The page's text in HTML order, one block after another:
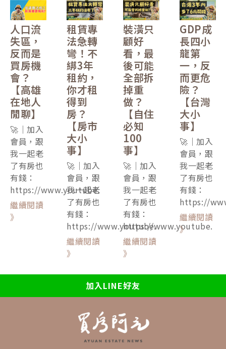
人口流
失區，
反而是
買房機
會？
【高雄
在地人
閒聊】
🚀｜加入
會員，跟
我一起老
了有房也
有錢：
https://www.youtube.
繼續閱讀
》
租賃專
法急轉
彎！不
綁3年
租約，
你才租
得到
房？
【房市
大小
事】
🚀｜加入
會員，跟
我一起老
了有房也
有錢：
https://www.youtube.
繼續閱讀
》
裝潢只
顧好
看，最
後可能
全部拆
掉重
做？
【自住
必知
100
事】
🚀｜加入
會員，跟
我一起老
了有房也
有錢：
https://www.youtube.
繼續閱讀
》
GDP成
長四小
龍第
一，反
而更危
險？
【台灣
大小
事】
🚀｜加入
會員，跟
我一起老
了有房也
有錢：
https://
繼續閱讀
》
加入LINE好友